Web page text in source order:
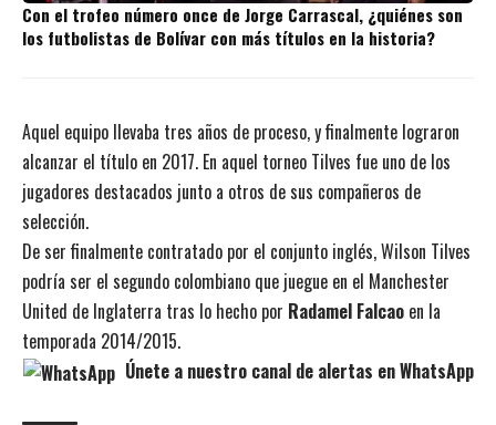
Con el trofeo número once de Jorge Carrascal, ¿quiénes son
los futbolistas de Bolívar con más títulos en la historia?
Aquel equipo llevaba tres años de proceso, y finalmente lograron
alcanzar el título en 2017. En aquel torneo Tilves fue uno de los
jugadores destacados junto a otros de sus compañeros de
selección.
De ser finalmente contratado por el conjunto inglés, Wilson Tilves
podría ser el segundo colombiano que juegue en el Manchester
United de Inglaterra tras lo hecho por Radamel Falcao en la
temporada 2014/2015.
Únete a nuestro canal de alertas en WhatsApp